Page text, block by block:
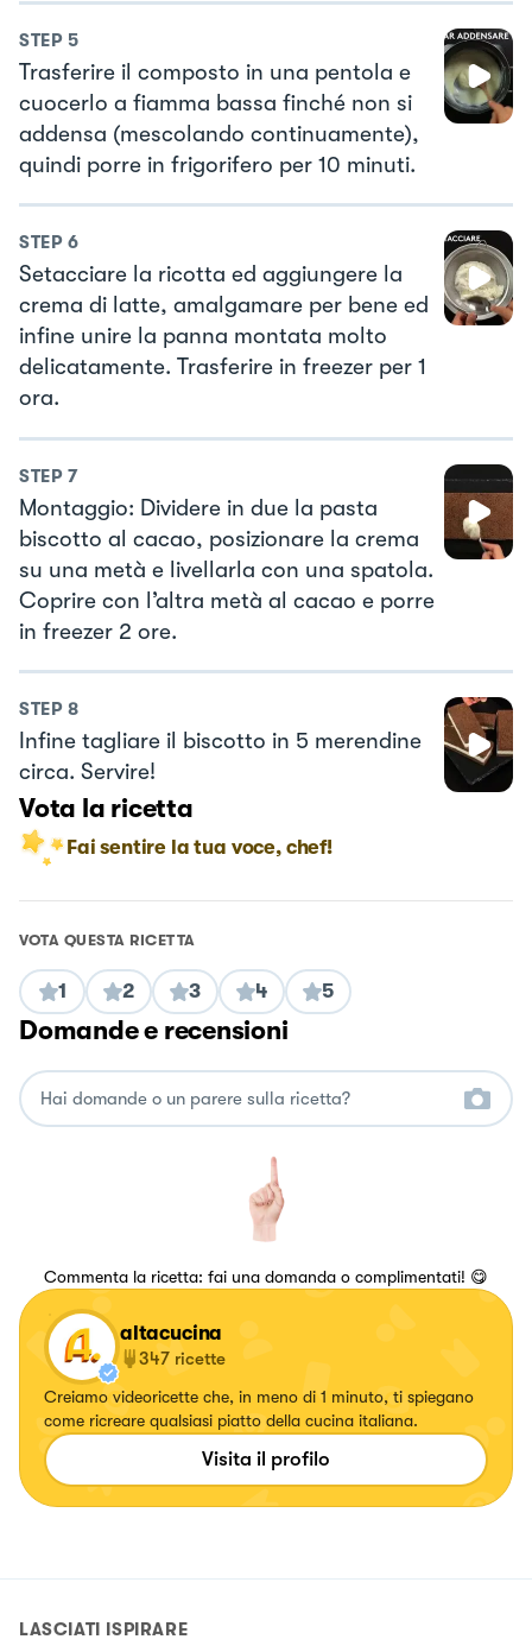
STEP 5
Trasferire il composto in una pentola e
cuocerlo a fiamma bassa finché non si
addensa (mescolando continuamente),
quindi porre in frigorifero per 10 minuti.
STEP 6
Setacciare la ricotta ed aggiungere la
crema di latte, amalgamare per bene ed
infine unire la panna montata molto
delicatamente. Trasferire in freezer per 1
ora.
STEP 7
Montaggio: Dividere in due la pasta
biscotto al cacao, posizionare la crema
su una metà e livellarla con una spatola.
Coprire con l’altra metà al cacao e porre
in freezer 2 ore.
STEP 8
Infine tagliare il biscotto in 5 merendine
circa. Servire!
Vota la ricetta
Fai sentire la tua voce, chef!
VOTA QUESTA RICETTA
1 2 3 4 5
Domande e recensioni
Commenta la ricetta: fai una domanda o complimentati! 😋
altacucina
347 ricette
Creiamo videoricette che, in meno di 1 minuto, ti spiegano
come ricreare qualsiasi piatto della cucina italiana.
Visita il profilo
LASCIATI ISPIRARE